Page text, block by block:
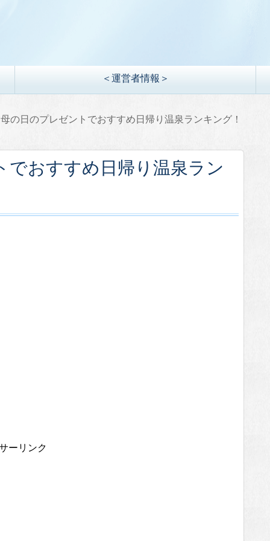
＜運営者情報＞
の日のプレゼントでおすすめ日帰り温泉ランキング！
でおすすめ日帰り温泉ラン
ーリンク